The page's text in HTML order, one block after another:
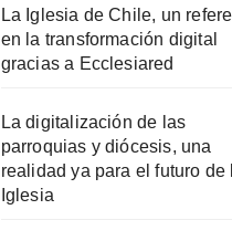
La Iglesia de Chile, un
en la transformación digital
gracias a Ecclesiared
La digitalización de las
parroquias y diócesis, una
realidad ya para el futuro de
Iglesia